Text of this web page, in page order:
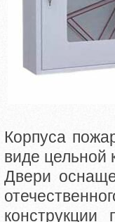
Корпуса
виде цельной
Двери